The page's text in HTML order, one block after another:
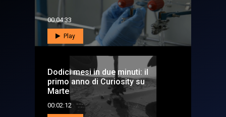
00:04:33
Play
Dodici mesi in due minuti: il
primo anno di Curiosity su
Marte
00:02:12